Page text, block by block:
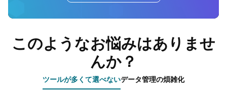
このようなお悩みはありませ
んか？
ツールが多くて選べないデータ管理の煩雑化